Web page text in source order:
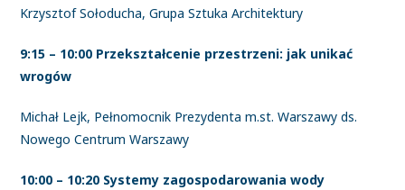
Krzysztof Sołoducha, Grupa Sztuka Architektury
9:15 – 10:00 Przekształcenie przestrzeni: jak unikać
wrogów
Michał Lejk, Pełnomocnik Prezydenta m.st. Warszawy ds.
Nowego Centrum Warszawy
10:00 – 10:20 Systemy zagospodarowania wody